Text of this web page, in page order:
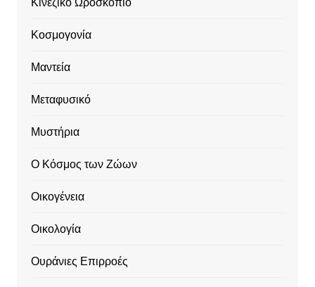
Κινέζικο Ωροσκόπιο
Κοσμογονία
Μαντεία
Μεταφυσικό
Μυστήρια
Ο Κόσμος των Ζώων
Οικογένεια
Οικολογία
Ουράνιες Επιρροές